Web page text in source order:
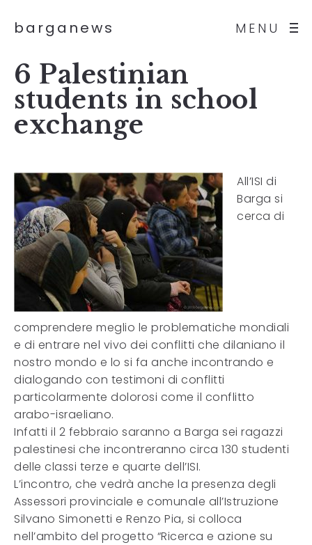
MENU
barganews
6 Palestinian
students in school
exchange
All’ISI di
Barga si
cerca di
comprendere meglio le problematiche mondiali
e di entrare nel vivo dei conflitti che dilaniano il
nostro mondo e lo si fa anche incontrando e
dialogando con testimoni di conflitti
particolarmente dolorosi come il conflitto
arabo-israeliano.
Infatti il 2 febbraio saranno a Barga sei ragazzi
palestinesi che incontreranno circa 130 studenti
delle classi terze e quarte dell’ISI.
L’incontro, che vedrà anche la presenza degli
Assessori provinciale e comunale all’Istruzione
Silvano Simonetti e Renzo Pia, si colloca
nell’ambito del progetto “Ricerca e azione su